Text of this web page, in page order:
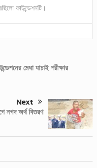
ফাউন্ডেশনটি।
মেধা যাচাই পরীক্ষার
Next
নগদ অর্থ বিতরণ